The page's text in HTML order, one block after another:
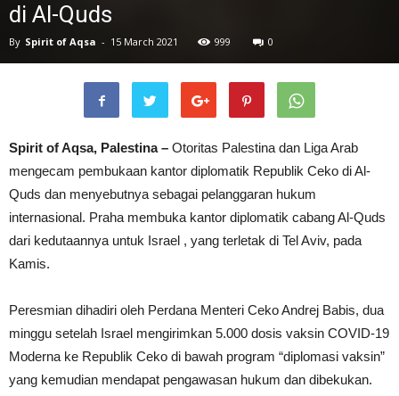
di Al-Quds
By Spirit of Aqsa - 15 March 2021 999 0
Spirit of Aqsa, Palestina – Otoritas Palestina dan Liga Arab
mengecam pembukaan kantor diplomatik Republik Ceko di Al-
Quds dan menyebutnya sebagai pelanggaran hukum
internasional. Praha membuka kantor diplomatik cabang Al-Quds
dari kedutaannya untuk Israel , yang terletak di Tel Aviv, pada
Kamis.
Peresmian dihadiri oleh Perdana Menteri Ceko Andrej Babis, dua
minggu setelah Israel mengirimkan 5.000 dosis vaksin COVID-19
Moderna ke Republik Ceko di bawah program “diplomasi vaksin”
yang kemudian mendapat pengawasan hukum dan dibekukan.